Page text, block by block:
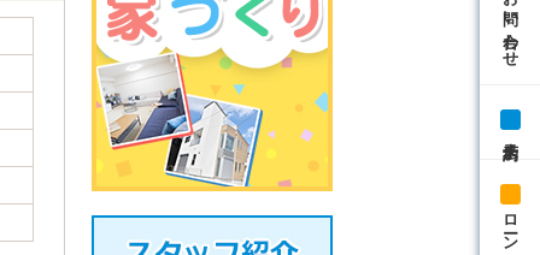
お問い合わせ
ローン相談